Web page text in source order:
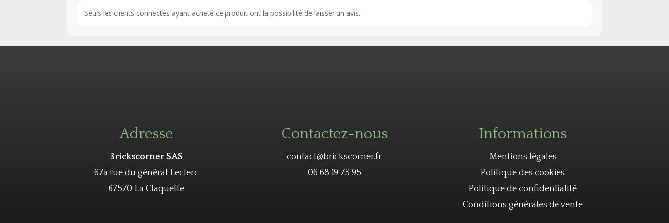
Seuls les clients connectés ayant acheté ce produit ont la possibilité de laisser un avis.
Adresse
Brickscorner SAS
67a rue du général Leclerc
67570 La Claquette
Contactez-nous
contact@brickscorner.fr
06 68 19 75 95
Informations
Mentions légales
Politique des cookies
Politique de confidentialité
Conditions générales de vente